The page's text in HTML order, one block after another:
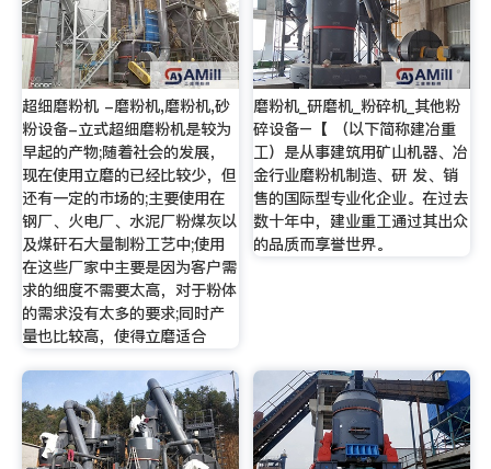
超细磨粉机 -磨粉机,磨粉机,砂
粉设备-立式超细磨粉机是较为
早起的产物;随着社会的发展，
现在使用立磨的已经比较少，但
还有一定的市场的;主要使用在
钢厂、火电厂、水泥厂粉煤灰以
及煤矸石大量制粉工艺中;使用
在这些厂家中主要是因为客户需
求的细度不需要太高，对于粉体
的需求没有太多的要求;同时产
量也比较高，使得立磨适合
磨粉机_研磨机_粉碎机_其他粉
碎设备–【 （以下简称建冶重
工）是从事建筑用矿山机器、冶
金行业磨粉机制造、研 发、销
售的国际型专业化企业。在过去
数十年中，建业重工通过其出众
的品质而享誉世界。